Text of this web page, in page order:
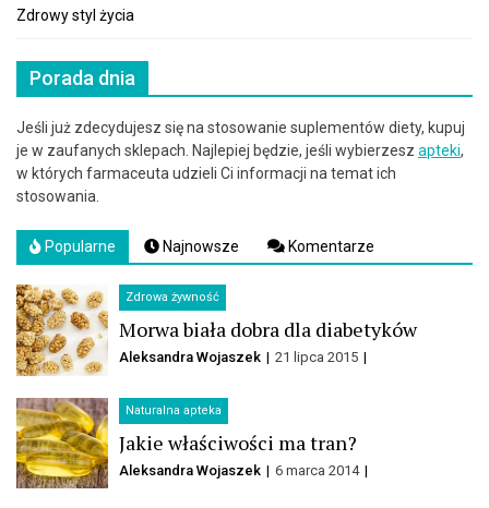
Zdrowy styl życia
Porada dnia
Jeśli już zdecydujesz się na stosowanie suplementów diety, kupuj
je w zaufanych sklepach. Najlepiej będzie, jeśli wybierzesz apteki,
w których farmaceuta udzieli Ci informacji na temat ich
stosowania.
Popularne Najnowsze Komentarze
Zdrowa żywność
Morwa biała dobra dla diabetyków
Aleksandra Wojaszek 21 lipca 2015
Naturalna apteka
Jakie właściwości ma tran?
Aleksandra Wojaszek 6 marca 2014